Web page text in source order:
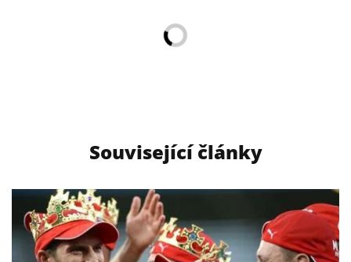
Související články